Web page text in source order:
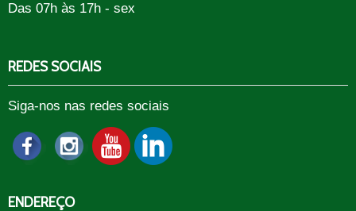
Das 07h às 17h - sex
REDES SOCIAIS
Siga-nos nas redes sociais
ENDEREÇO